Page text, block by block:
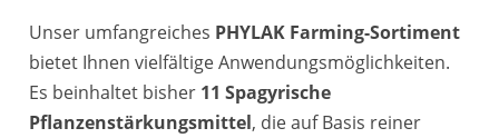
Unser umfangreiches PHYLAK Farming-Sortiment
bietet Ihnen vielfältige Anwendungsmöglichkeiten.
Es beinhaltet bisher 11 Spagyrische
Pflanzenstärkungsmittel, die auf Basis reiner